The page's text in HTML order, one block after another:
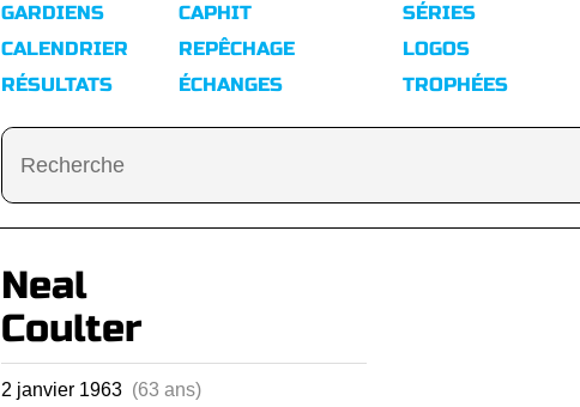
GARDIENS
CALENDRIER
RÉSULTATS
CAPHIT
REPÊCHAGE
ÉCHANGES
SÉRIES
LOGOS
TROPHÉES
Neal
Coulter
2 janvier 1963 (63 ans)